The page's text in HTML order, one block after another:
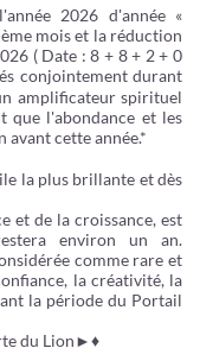
2026 d'année «
mois et la réduction
( Date : 8 + 8 + 2 + 0
conjointement durant
amplificateur spirituel
que l'abondance et les
cette année.*
la plus brillante et dès
et de la croissance, est
environ un an.
comme rare et
la créativité, la
la période du Portail
du Lion►♦